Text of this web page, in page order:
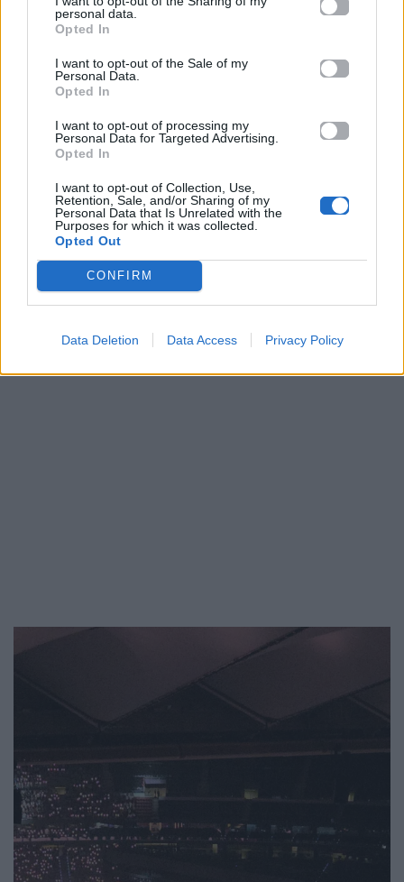
personal data.
Opted In
I want to opt-out of the Sale of my
Personal Data.
Opted In
I want to opt-out of processing my
Personal Data for Targeted Advertising.
Opted In
I want to opt-out of Collection, Use,
Retention, Sale, and/or Sharing of my
Personal Data that Is Unrelated with the
Purposes for which it was collected.
Opted Out
CONFIRM
Data Deletion Data Access Privacy Policy
να αποφύγουμε τους σταθμούς που βρίσκονται
ακριβώς δίπλα στο στάδιο και επιλέξαμε να
πάρουμε το μετρό 2 μέχρι τον τερματικό σταθμό
Rosas. Από εκεί περπατήσαμε περίπου 20 λεπτά
ακόμη fans που κατευθύνονταν προς τη συναυλία.
Η επιλογή αποδείχθηκε εξαιρετική. Η διαδρομή
ήταν εύκολη, χωρίς συνωστισμό και με το που
τελείωσε η συναυλία ακολουθήσαμε ακριβώς τον
ίδιο δρόμο για την επιστροφή. Μέσα σε λίγα λεπτά
είχαμε αποφύγει τα τεράστια πλήθη που
κατευθύνονταν προς τους πιο κοντινούς σταθμούς
και επιστρέψαμε στο κέντρο της Μαδρίτης χωρίς
καμία ταλαιπωρία.